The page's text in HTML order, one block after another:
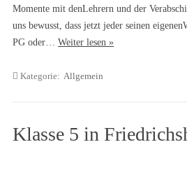
Momente mit denLehrern und der
uns bewusst, dass jetzt jeder seinen
PG oder… Weiter lesen »
Kategorie: Allgemein
Klasse 5 in